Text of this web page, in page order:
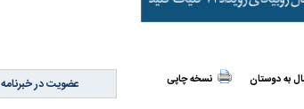
به دوستان نسخه چاپی عضویت در خبرنامه